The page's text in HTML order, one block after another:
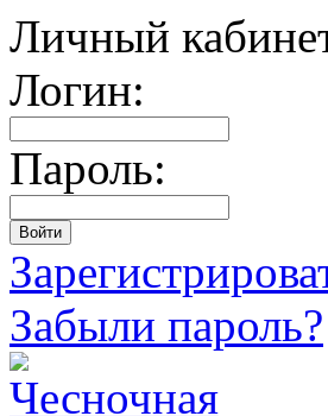
Личный
Логин:
Пароль:
Забыли пароль?